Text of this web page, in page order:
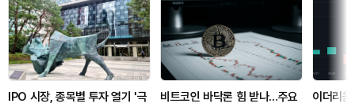
IPO 시장, 종목별 투자 열기 '극 비트코인 바닥론 힘 받나…주요 이더리